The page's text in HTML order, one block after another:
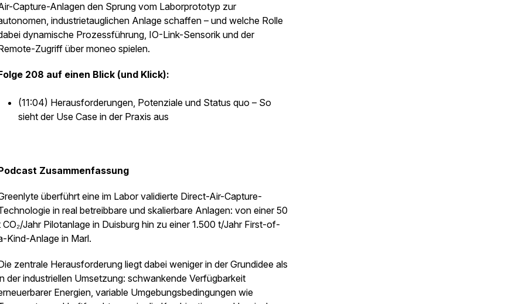
Capture-Anlagen den Sprung vom Laborprototyp zur
industrietauglichen Anlage schaffen – und welche Rolle
dynamische Prozessführung, IO-Link-Sensorik und der
Zugriff über moneo spielen.
208 auf einen Blick (und Klick):
(11:04) Herausforderungen, Potenziale und Status quo – So
sieht der Use Case in der Praxis aus
Zusammenfassung
überführt eine im Labor validierte Direct-Air-Capture-
in real betreibbare und skalierbare Anlagen: von einer 50
CO₂/Jahr Pilotanlage in Duisburg hin zu einer 1.500 t/Jahr First-of-
Kind-Anlage in Marl.
zentrale Herausforderung liegt dabei weniger in der Grundidee als
der industriellen Umsetzung: schwankende Verfügbarkeit
Energien, variable Umgebungsbedingungen wie